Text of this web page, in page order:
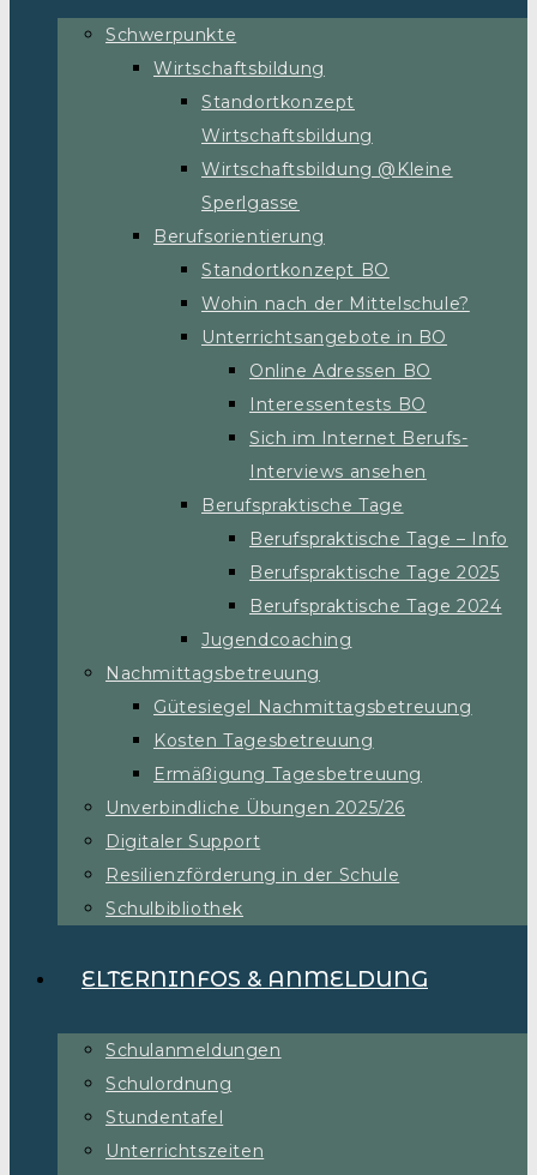
Schwerpunkte
Wirtschaftsbildung
Standortkonzept
Wirtschaftsbildung
Wirtschaftsbildung @Kleine
Sperlgasse
Berufsorientierung
Standortkonzept BO
Wohin nach der Mittelschule?
Unterrichtsangebote in BO
Online Adressen BO
Interessentests BO
Sich im Internet Berufs-
Interviews ansehen
Berufspraktische Tage
Berufspraktische Tage – Info
Berufspraktische Tage 2025
Berufspraktische Tage 2024
Jugendcoaching
Nachmittagsbetreuung
Gütesiegel Nachmittagsbetreuung
Kosten Tagesbetreuung
Ermäßigung Tagesbetreuung
Unverbindliche Übungen 2025/26
Digitaler Support
Resilienzförderung in der Schule
Schulbibliothek
ELTERNINFOS & ANMELDUNG
Schulanmeldungen
Schulordnung
Stundentafel
Unterrichtszeiten